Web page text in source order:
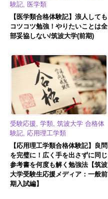
験記, 医学類
【医学類合格体験記】浪人しても
コツコツ勉強！やりたいことは全
部妥協しない/筑波大学(前期)
受験応援, 学類, 筑波大学 合格体
験記, 応用理工学類
【応用理工学類合格体験記】良問
を完璧に！広く手を出さずに同じ
参考書を何度も解く勉強法【筑波
大学受験生応援メディア：一般前
期入試編】